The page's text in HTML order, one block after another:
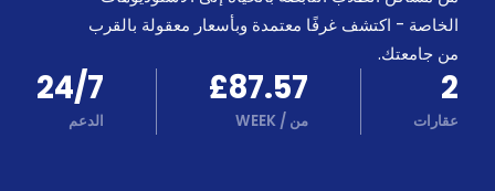
أصدقائك
و
اكسب
كن
شريكا
الدعم
الخاصة - اكتشف غرفًا معتمدة وبأسعار معقولة بالقرب
من جامعتك.
2
عقارات
£87.57
من /
WEEK
24/7
الدعم